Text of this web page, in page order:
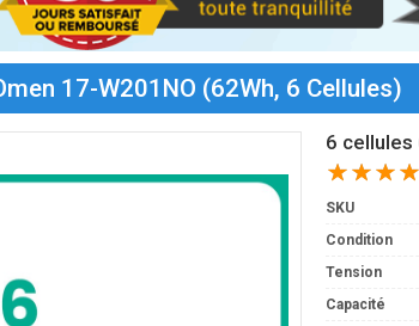
17-W201NO (62Wh, 6 Cellules)
6 cellules
SKU
Condition
Tension
Capacité